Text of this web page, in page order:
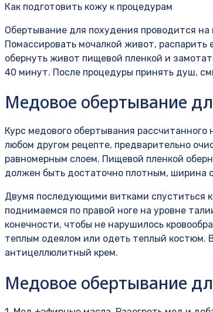
Как подготовить кожу к процедурам
Обертывание для похудения проводится
Помассировать мочалкой живот,
обернуть живот пищевой пленкой и
40 минут. После процедуры принять душ,
Медовое обертывание
Курс медового обертывания
любом другом рецепте, предварительно
равномерным слоем. Пищевой пленкой
должен быть достаточно плотным, ширина
Двумя последующими витками спуститься
поднимаемся по правой ноге на уровне
конечности, чтобы не нарушилось
теплым одеялом или одеть теплый костюм.
антицеллюлитный крем.
Медовое обертывание